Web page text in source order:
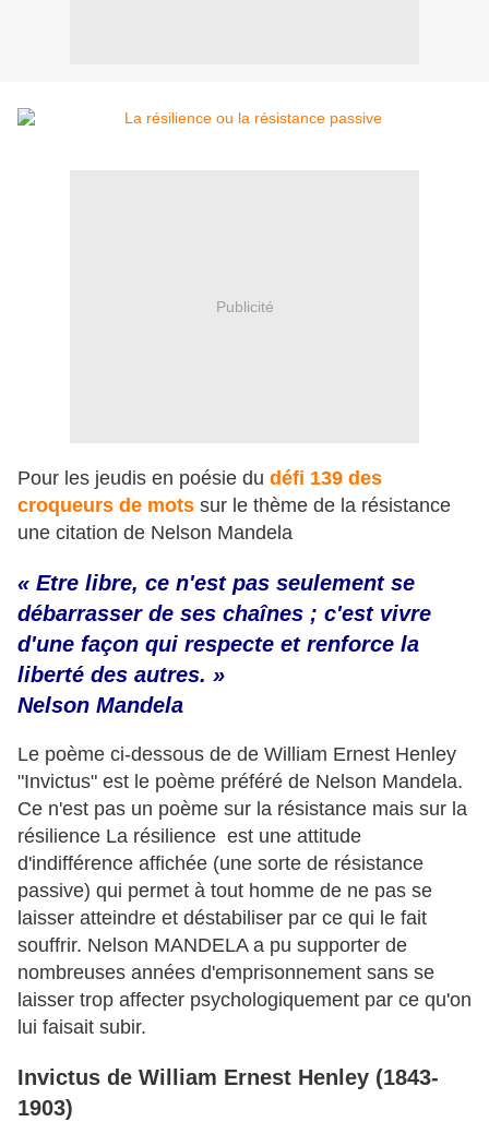
Publicité
Pour les jeudis en poésie du défi 139 des
croqueurs de mots sur le thème de la résistance
une citation de Nelson Mandela
« Etre libre, ce n'est pas seulement se
débarrasser de ses chaînes ; c'est vivre
d'une façon qui respecte et renforce la
liberté des autres. »
Nelson Mandela
Le poème ci-dessous de de William Ernest Henley
"Invictus" est le poème préféré de Nelson Mandela.
Ce n'est pas un poème sur la résistance mais sur la
résilience La résilience est une attitude
d'indifférence affichée (une sorte de résistance
passive) qui permet à tout homme de ne pas se
laisser atteindre et déstabiliser par ce qui le fait
souffrir. Nelson MANDELA a pu supporter de
nombreuses années d'emprisonnement sans se
laisser trop affecter psychologiquement par ce qu'on
lui faisait subir.
Invictus de William Ernest Henley (1843-
1903)